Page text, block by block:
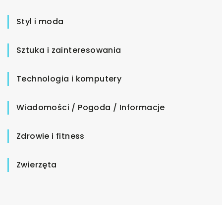
Styl i moda
Sztuka i zainteresowania
Technologia i komputery
Wiadomości / Pogoda / Informacje
Zdrowie i fitness
Zwierzęta